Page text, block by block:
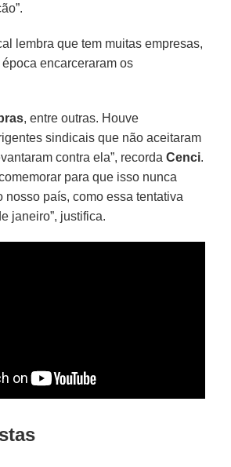
lembra que tem muitas empresas,
encarceraram os
, entre outras. Houve
sindicais que não aceitaram
contra ela”, recordaCenci.
para que isso nunca
nosso país, como essa tentativa
janeiro”, justifica.